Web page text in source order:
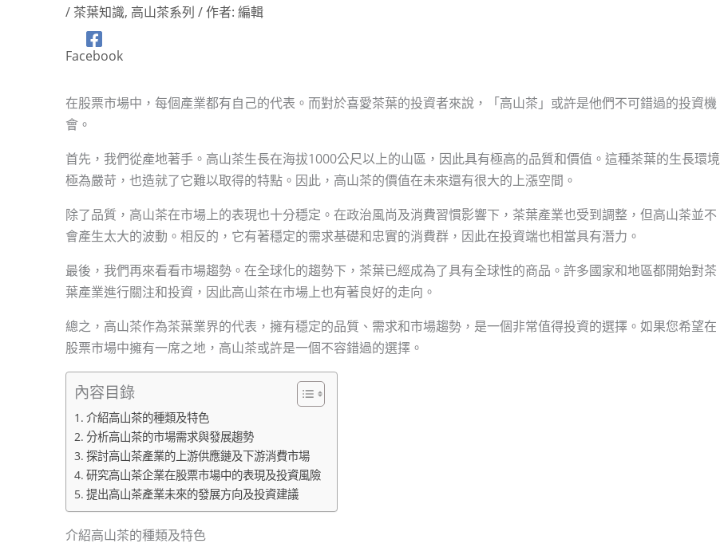
/ 茶葉知識, 高山茶系列 / 作者: 編輯
Facebook
在股票市場中，每個產業都有自己的代表。而對於喜愛茶葉的投資者來說，「高山茶」或許是他們不可錯過的投資機
會。
首先，我們從產地著手。高山茶生長在海拔1000公尺以上的山區，因此具有極高的品質和價值。這種茶葉的生長環境
極為嚴苛，也造就了它難以取得的特點。因此，高山茶的價值在未來還有很大的上漲空間。
除了品質，高山茶在市場上的表現也十分穩定。在政治風尚及消費習慣影響下，茶葉產業也受到調整，但高山茶並不
會產生太大的波動。相反的，它有著穩定的需求基礎和忠實的消費群，因此在投資端也相當具有潛力。
最後，我們再來看看市場趨勢。在全球化的趨勢下，茶葉已經成為了具有全球性的商品。許多國家和地區都開始對茶
葉產業進行關注和投資，因此高山茶在市場上也有著良好的走向。
總之，高山茶作為茶葉業界的代表，擁有穩定的品質、需求和市場趨勢，是一個非常值得投資的選擇。如果您希望在
股票市場中擁有一席之地，高山茶或許是一個不容錯過的選擇。
內容目錄
介紹高山茶的種類及特色
分析高山茶的市場需求與發展趨勢
探討高山茶產業的上游供應鏈及下游消費市場
研究高山茶企業在股票市場中的表現及投資風險
提出高山茶產業未來的發展方向及投資建議
介紹高山茶的種類及特色